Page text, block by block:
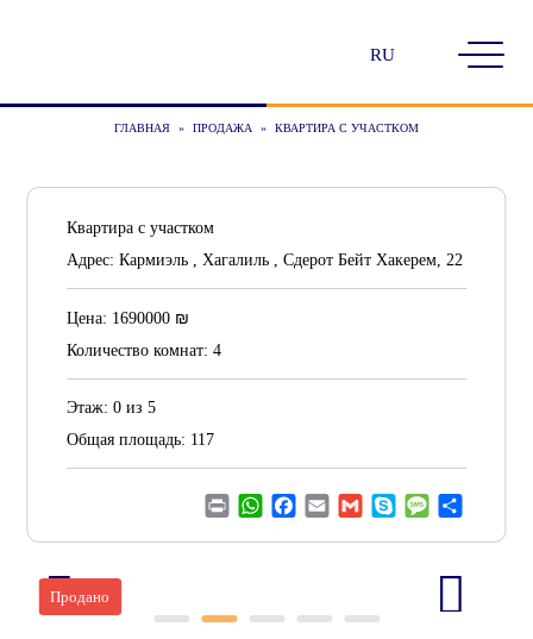
Выбрать
ГЛАВНАЯ » ПРОДАЖА » КВАРТИРА С УЧАСТКОМ
Квартира с участком
Адрес: Кармиэль , Хагалиль , Сдерот Бейт Хакерем, 22
Цена: 1690000 ₪
Количество комнат: 4
Этаж: 0 из 5
Общая площадь: 117
Print WhatsApp
Facebook
EmailGmailSkypeMessage
Продано